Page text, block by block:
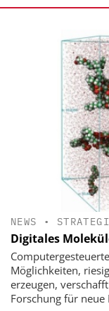
NEWS •
Digitales
Möglichkeiten,
erzeugen,
Forschung für neue